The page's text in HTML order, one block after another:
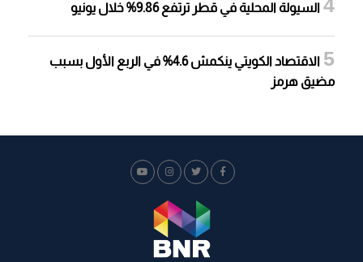
السيولة المحلية في قطر ترتفع 9.86% خلال يونيو
الاقتصاد الكويتي ينكمش 4.6% في الربع الأول بسبب
مضيق هرمز